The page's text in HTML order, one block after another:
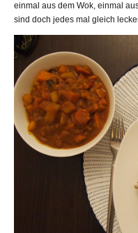
einmal aus dem Wok, einmal
sind doch jedes mal gleich